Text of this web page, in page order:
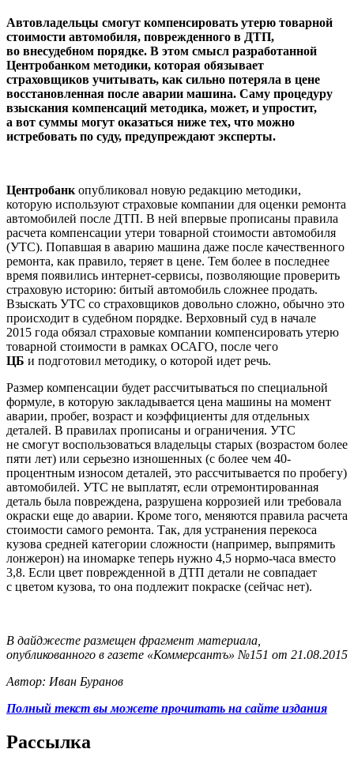
Автовладельцы смогут компенсировать утерю товарной
стоимости автомобиля, поврежденного в ДТП,
во внесудебном порядке. В этом смысл разработанной
Центробанком методики, которая обязывает
страховщиков учитывать, как сильно потеряла в цене
восстановленная после аварии машина. Саму процедуру
взыскания компенсаций методика, может, и упростит,
а вот суммы могут оказаться ниже тех, что можно
истребовать по суду, предупреждают эксперты.
Центробанк опубликовал новую редакцию методики,
которую используют страховые компании для оценки ремонта
автомобилей после ДТП. В ней впервые прописаны правила
расчета компенсации утери товарной стоимости автомобиля
(УТС). Попавшая в аварию машина даже после качественного
ремонта, как правило, теряет в цене. Тем более в последнее
время появились интернет-сервисы, позволяющие проверить
страховую историю: битый автомобиль сложнее продать.
Взыскать УТС со страховщиков довольно сложно, обычно это
происходит в судебном порядке. Верховный суд в начале
2015 года обязал страховые компании компенсировать утерю
товарной стоимости в рамках ОСАГО, после чего
ЦБ и подготовил методику, о которой идет речь.
Размер компенсации будет рассчитываться по специальной
формуле, в которую закладывается цена машины на момент
аварии, пробег, возраст и коэффициенты для отдельных
деталей. В правилах прописаны и ограничения. УТС
не смогут воспользоваться владельцы старых (возрастом более
пяти лет) или серьезно изношенных (с более чем 40-
процентным износом деталей, это рассчитывается по пробегу)
автомобилей. УТС не выплатят, если отремонтированная
деталь была повреждена, разрушена коррозией или требовала
окраски еще до аварии. Кроме того, меняются правила расчета
стоимости самого ремонта. Так, для устранения перекоса
кузова средней категории сложности (например, выпрямить
лонжерон) на иномарке теперь нужно 4,5 нормо-часа вместо
3,8. Если цвет поврежденной в ДТП детали не совпадает
с цветом кузова, то она подлежит покраске (сейчас нет).
В дайджесте размещен фрагмент материала,
опубликованного в газете «Коммерсантъ» №151 от 21.08.2015
Автор: Иван Буранов
Полный текст вы можете прочитать на сайте издания
Рассылка